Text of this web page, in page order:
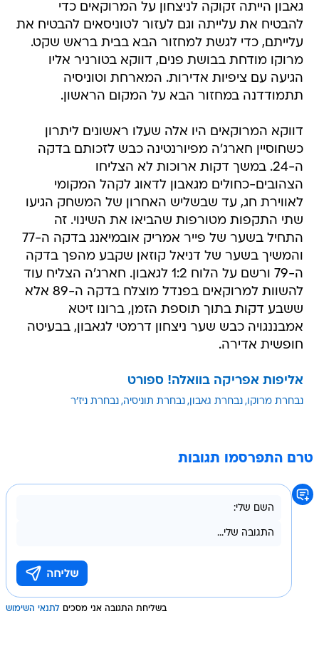
גאבון הייתה זקוקה לניצחון על המרוקאים כדי
להבטיח את עלייתה וגם לעזור לטוניסאים להבטיח את
עלייתם, כדי לגשת למחזור הבא בבית בראש שקט.
מרוקו מודחת בבושת פנים, דווקא בטורניר אליו
הגיעה עם ציפיות אדירות. המארחת וטוניסיה
תתמודדנה במחזור הבא על המקום הראשון.
דווקא המרוקאים היו אלה שעלו ראשונים ליתרון
כשחוסיין חארג'ה מפיורנטינה כבש לזכותם בדקה
ה-24. במשך דקות ארוכות לא הצליחו
הצהובים-כחולים מגאבון לדאוג לקהל המקומי
לאווירת חג, עד שבשליש האחרון של המשחק הגיעו
שתי התקפות מטורפות שהביאו את השינוי. זה
התחיל בשער של פייר אמריק אובמיאנג בדקה ה-77
והמשיך בשער של דניאל קוזאן שקבע מהפך בדקה
ה-79 ורשם על הלוח 1:2 לגאבון. חארג'ה הצליח עוד
להשוות למרוקאים בפנדל מוצלח בדקה ה-89 אלא
ששבע דקות בתוך תוספת הזמן, ברונו זיטא
אמבננגויה כבש שער ניצחון דרמטי לגאבון, בבעיטה
חופשית אדירה.
אליפות אפריקה בוואלה! ספורט
נבחרת מרוקו נבחרת גאבון נבחרת תוניסיה נבחרת ניז'ר
טרם התפרסמו תגובות
בשליחת התגובה אני מסכים לתנאי השימוש